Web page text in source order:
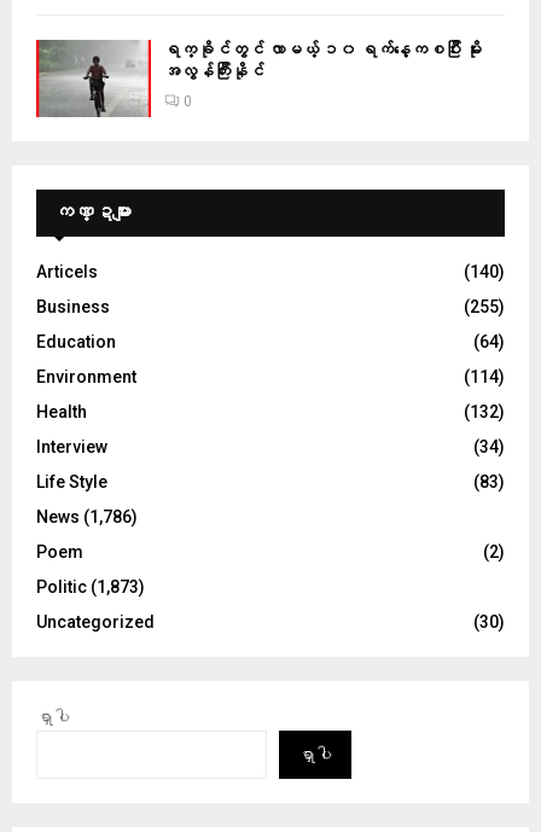
ရက္ခိုင်တွင် လာမယ့် ၁၀ ရက်နေ့ကစပြီး မိုး
အလွန်ကြီးနိုင်
0
ကဏ္ဍများ
Articels
(140)
Business
(255)
Education
(64)
Environment
(114)
Health
(132)
Interview
(34)
Life Style
(83)
News (1,786)
Poem
(2)
Politic (1,873)
Uncategorized
(30)
ရှာပါ
ရှာပါ